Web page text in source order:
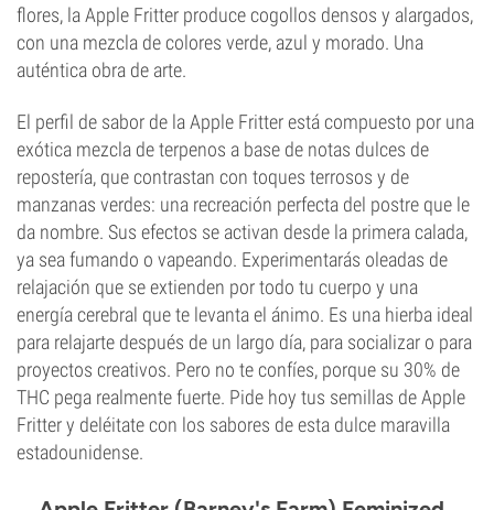
flores, la Apple Fritter produce cogollos densos y alargados,
con una mezcla de colores verde, azul y morado. Una
auténtica obra de arte.
El perfil de sabor de la Apple Fritter está compuesto por una
exótica mezcla de terpenos a base de notas dulces de
repostería, que contrastan con toques terrosos y de
manzanas verdes: una recreación perfecta del postre que le
da nombre. Sus efectos se activan desde la primera calada,
ya sea fumando o vapeando. Experimentarás oleadas de
relajación que se extienden por todo tu cuerpo y una
energía cerebral que te levanta el ánimo. Es una hierba ideal
para relajarte después de un largo día, para socializar o para
proyectos creativos. Pero no te confíes, porque su 30% de
THC pega realmente fuerte. Pide hoy tus semillas de Apple
Fritter y deléitate con los sabores de esta dulce maravilla
estadounidense.